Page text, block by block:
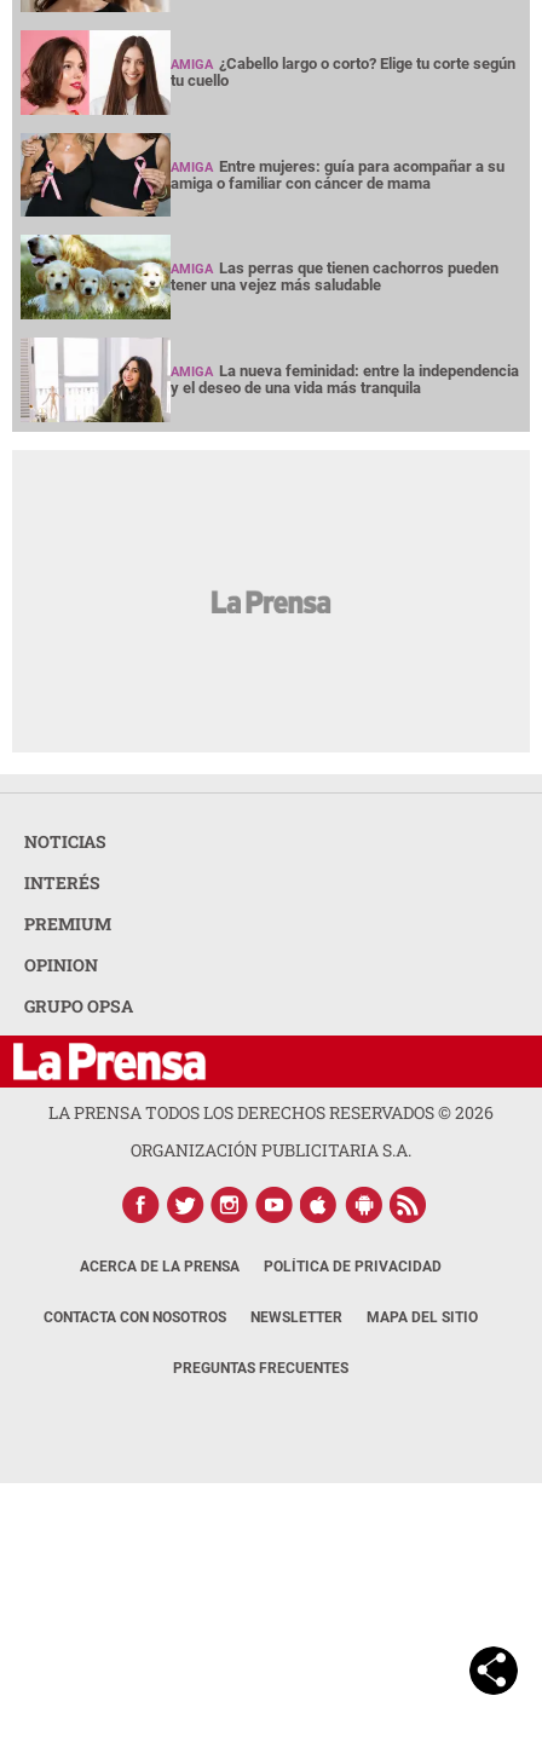
AMIGA ¿Cabello largo o corto? Elige tu corte según
tu cuello
AMIGA Entre mujeres: guía para acompañar a su
amiga o familiar con cáncer de mama
AMIGA Las perras que tienen cachorros pueden
tener una vejez más saludable
AMIGA La nueva feminidad: entre la independencia
y el deseo de una vida más tranquila
NOTICIAS
INTERÉS
PREMIUM
OPINION
GRUPO OPSA
LA PRENSA TODOS LOS DERECHOS RESERVADOS ©2026
ORGANIZACIÓN PUBLICITARIA S.A.
ACERCA DE LA PRENSA POLÍTICA DE PRIVACIDAD
CONTACTA CON NOSOTROS NEWSLETTER MAPA DEL SITIO
PREGUNTAS FRECUENTES